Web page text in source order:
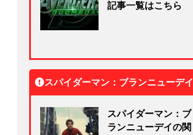
記事一覧はこちら
スパイダーマン：ブランニューデイ
スパイダーマン：ブ
ランニューデイの関